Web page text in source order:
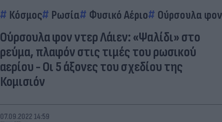
Κόσμος Ρωσία Φυσικό Αέριο Ούρσουλα
Ούρσουλα φον ντερ Λάιεν: «Ψαλίδι» στο
ρεύμα, πλαφόν στις τιμές του ρωσικού
αερίου - Οι 5 άξονες του σχεδίου της
Κομισιόν
07.09.2022 14:59